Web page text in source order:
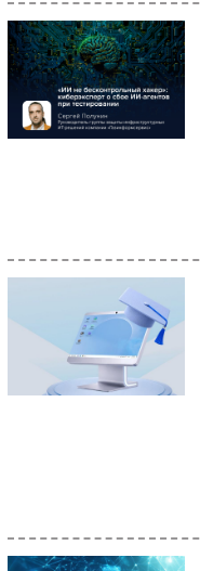
Тестовый стенд
Каталог компаний